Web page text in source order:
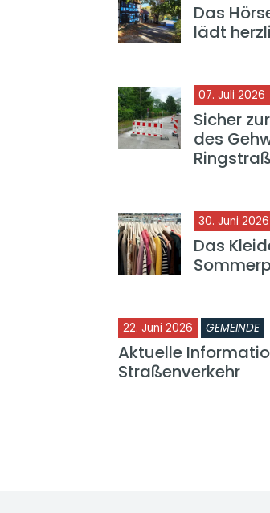
Das
lädt
07. Juli 2026
Sicher
des
30. Juni 2026
Das
22. Juni 2026 GEMEINDE
Aktuelle
Straßenverkehr